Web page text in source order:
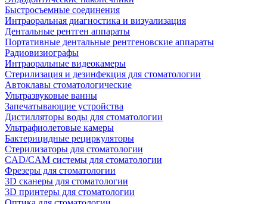
Быстросъемные соединения
Интраоральная диагностика и визуализация
Дентальные рентген аппараты
Портативные дентальные рентгеновские аппараты
Радиовизиографы
Интраоральные видеокамеры
Стерилизация и дезинфекция для стоматологии
Автоклавы стоматологические
Ультразвуковые ванны
Запечатывающие устройства
Дистилляторы воды для стоматологии
Ультрафиолетовые камеры
Бактерицидные рециркуляторы
Стерилизаторы для стоматологии
CAD/CAM системы для стоматологии
Фрезеры для стоматологии
3D cканеры для стоматологии
3D принтеры для стоматологии